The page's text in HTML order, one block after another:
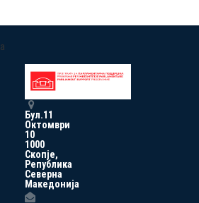
a
Бул.11
Октомври
10
1000
Скопје,
Република
Северна
Македонија